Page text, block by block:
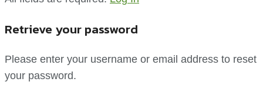
Retrieve your password
Please enter your username or email address to reset
your password.